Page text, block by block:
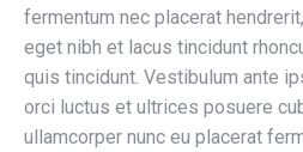
fermentum nec placerat
eget nibh et lacus tincidunt
quis tincidunt. Vestibulum ante
orci luctus et ultrices posuere
ullamcorper nunc eu placerat